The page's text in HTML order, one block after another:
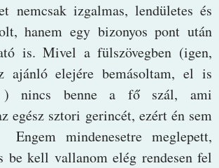
nemcsak izgalmas, lendületes és
hanem egy bizonyos pont után
is. Mivel a fülszövegben (igen,
ajánló elejére bemásoltam, el is
) nincs benne a fő szál, ami
egész sztori gerincét, ezért én sem
mindenesetre meglepett,
be kell vallanom elég rendesen fel